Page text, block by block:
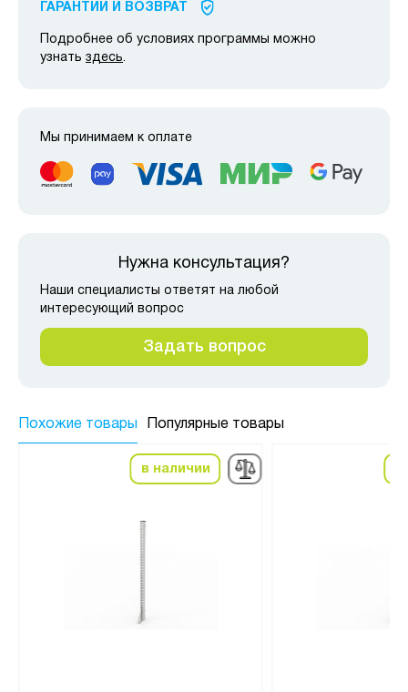
ГАРАНТИИ И ВОЗВРАТ
Подробнее об условиях программы можно
узнать здесь
Мы принимаем к оплате
Нужна консультация?
Наши специалисты ответят на любой
интересующий вопрос
Задать вопрос
Похожие товары Популярные товары
в наличии